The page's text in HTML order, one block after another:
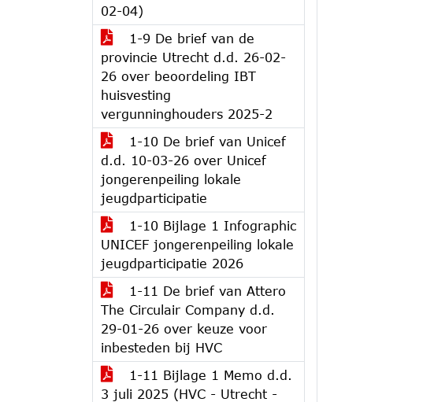
02-04)
1-9 De brief van de
provincie Utrecht d.d. 26-02-
26 over beoordeling IBT
huisvesting
vergunninghouders 2025-2
1-10 De brief van Unicef
d.d. 10-03-26 over Unicef
jongerenpeiling lokale
jeugdparticipatie
1-10 Bijlage 1 Infographic
UNICEF jongerenpeiling lokale
jeugdparticipatie 2026
1-11 De brief van Attero
The Circulair Company d.d.
29-01-26 over keuze voor
inbesteden bij HVC
1-11 Bijlage 1 Memo d.d.
3 juli 2025 (HVC - Utrecht -